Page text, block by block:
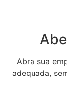
Abra sua
adequada,